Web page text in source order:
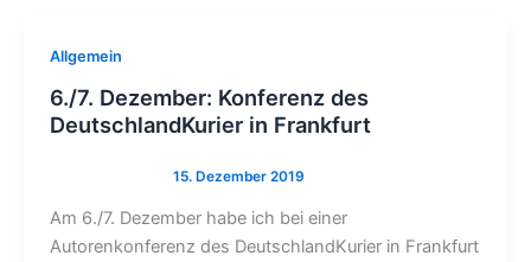
Allgemein
6./7. Dezember: Konferenz des
DeutschlandKurier in Frankfurt
Am 6./7. Dezember habe ich bei einer
Autorenkonferenz des DeutschlandKurier in Frankfurt